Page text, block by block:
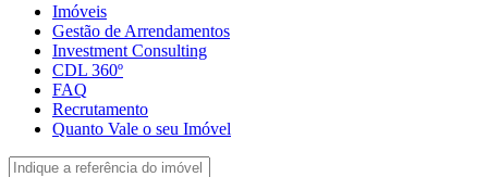
Imóveis
Gestão de Arrendamentos
Investment Consulting
CDL 360º
FAQ
Recrutamento
Quanto Vale o seu Imóvel